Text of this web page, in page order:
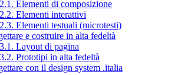
Elementi di composizione
Elementi interattivi
Elementi testuali (microtesti)
e costruire in alta fedeltà
Layout di pagina
Prototipi in alta fedeltà
con il design system .italia